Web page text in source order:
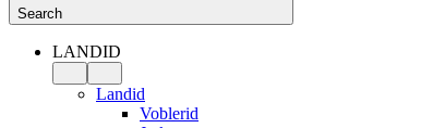
Search
LANDID
Landid
Voblerid